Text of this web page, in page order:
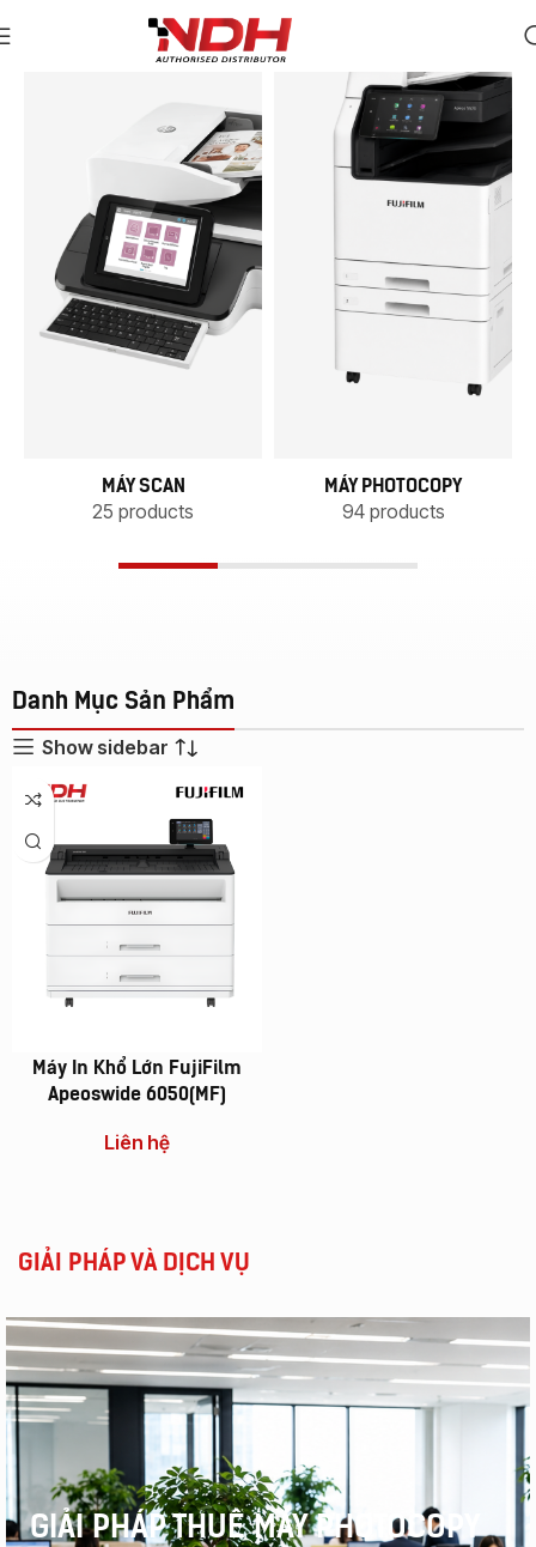
MÁY SCAN
25 products
MÁY PHOTOCOPY
94 products
Danh Mục Sản Phẩm
Show sidebar
Máy In Khổ Lớn FujiFilm
Apeoswide 6050(MF)
Liên hệ
GIẢI PHÁP VÀ DỊCH VỤ
GIẢI PHÁP THUÊ MÁY PHOTOCOPY